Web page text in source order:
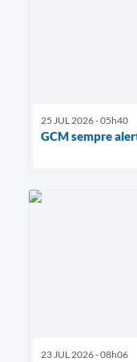
25 JUL 2026 - 05h40
GCM sempre
23 JUL 2026 - 08h06